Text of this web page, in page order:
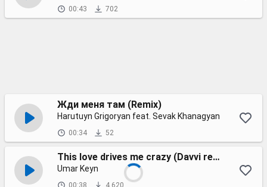
00:43 702
Жди меня там (Remix)
Harutuyn Grigoryan feat. Sevak Khanagyan
00:34 52
This love drives me crazy (Davvi remix)
Umar Keyn
00:38 4 620